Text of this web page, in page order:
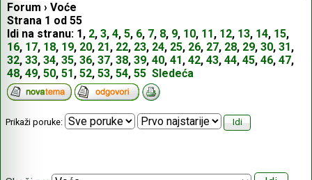
Forum › Voće
Strana 1 od 55
Idi na stranu: 1 , 2, 3, 4, 5, 6, 7, 8, 9, 10, 11 , 12, 13, 14, 15,
16, 17, 18, 19, 20, 21 , 22, 23, 24, 25, 26, 27, 28, 29, 30, 31 ,
32, 33, 34, 35, 36, 37, 38, 39, 40, 41 , 42, 43, 44, 45, 46, 47,
48, 49, 50, 51 , 52, 53, 54, 55 Sledeća
Prikaži poruke: